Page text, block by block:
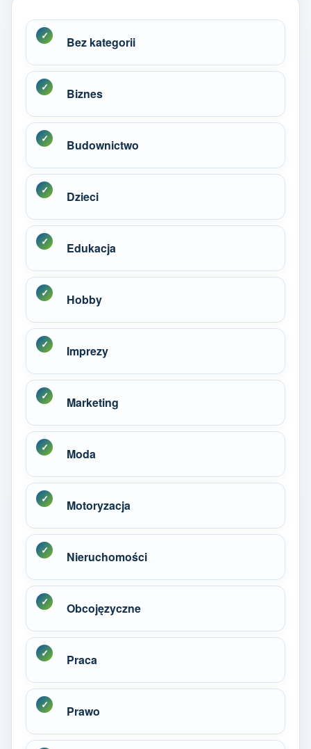
Bez kategorii
Biznes
Budownictwo
Dzieci
Edukacja
Hobby
Imprezy
Marketing
Moda
Motoryzacja
Nieruchomości
Obcojęzyczne
Praca
Prawo